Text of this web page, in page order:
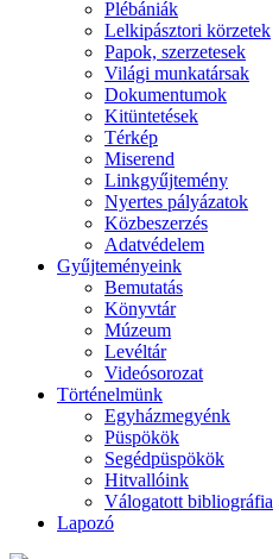
Plébániák
Lelkipásztori körzetek
Papok, szerzetesek
Világi munkatársak
Dokumentumok
Kitüntetések
Térkép
Miserend
Linkgyűjtemény
Nyertes pályázatok
Közbeszerzés
Adatvédelem
Gyűjteményeink
Bemutatás
Könyvtár
Múzeum
Levéltár
Videósorozat
Történelmünk
Egyházmegyénk
Püspökök
Segédpüspökök
Hitvallóink
Válogatott bibliográfia
Lapozó